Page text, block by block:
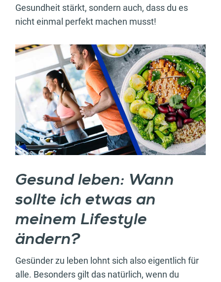
Gesundheit stärkt, sondern auch, dass du es
nicht einmal perfekt machen musst!
Gesund leben: Wann
sollte ich etwas an
meinem Lifestyle
ändern?
Gesünder zu leben lohnt sich also eigentlich für
alle. Besonders gilt das natürlich, wenn du